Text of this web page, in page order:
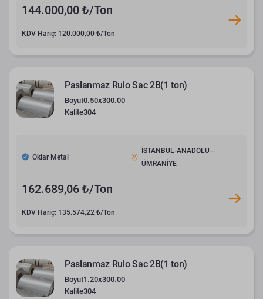
144.000,00 ₺/Ton
KDV Hariç: 120.000,00 ₺/Ton
Paslanmaz Rulo Sac 2B(1 ton)
Boyut0.50x300.00
Kalite304
Oklar Metal
İSTANBUL-ANADOLU -
ÜMRANİYE
162.689,06 ₺/Ton
KDV Hariç: 135.574,22 ₺/Ton
Paslanmaz Rulo Sac 2B(1 ton)
Boyut1.20x300.00
Kalite304